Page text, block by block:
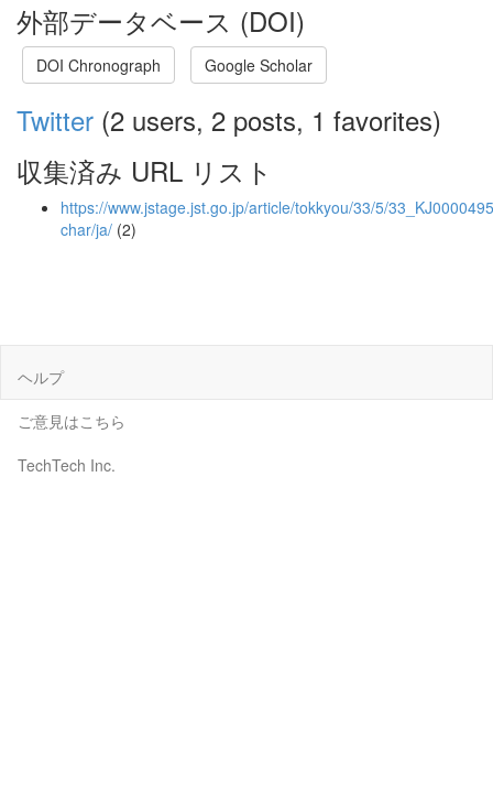
外部データベース (DOI)
DOI Chronograph Google Scholar
Twitter (2 users, 2 posts, 1 favorites)
収集済み URL リスト
https://www.jstage.jst.go.jp/article/tokkyou/33/5/
char/ja/ (2)
ヘルプ
ご意見はこちら
TechTech Inc.